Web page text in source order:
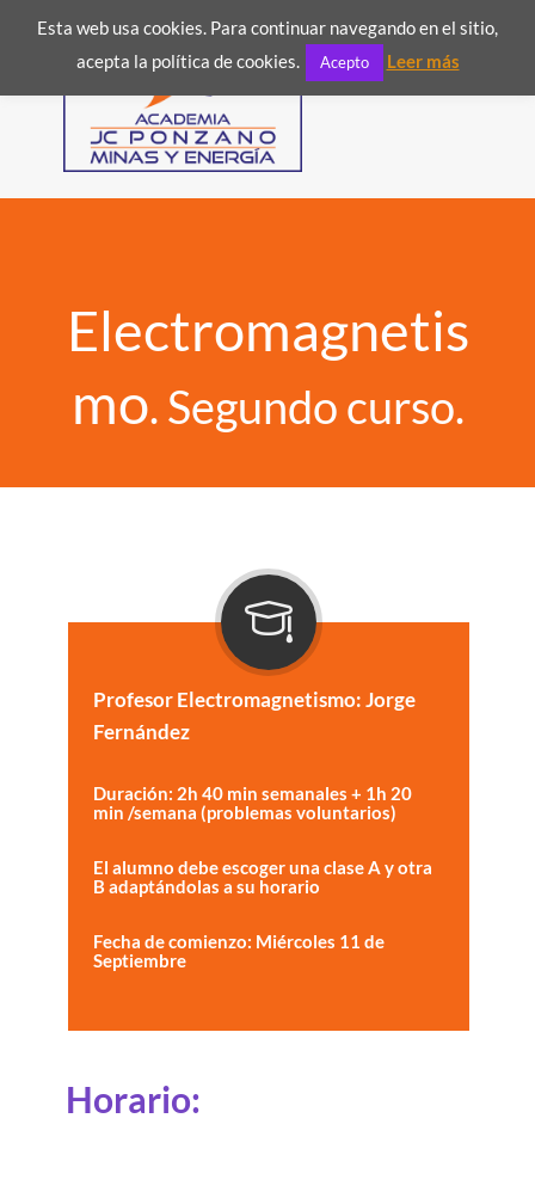

Electromagnetis
mo. Segundo curso.
Profesor Electromagnetismo: Jorge
Fernández
Duración: 2h 40 min semanales + 1h 20
min /semana (problemas voluntarios)
El alumno debe escoger una clase A y otra
B adaptándolas a su horario
Fecha de comienzo: Miércoles 11 de
Septiembre
Horario:
Esta web usa cookies. Para continuar navegando en el sitio,
acepta la política de cookies.
Acepto Leer más